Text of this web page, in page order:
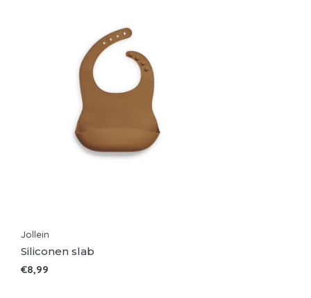
Jollein
Siliconen slab
€8,99